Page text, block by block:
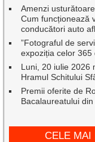
Amenzi
Cum funcționează
conducători auto
”Fotograful de
expoziția celor
Luni, 20 iulie 2026
Hramul Schitului
Premii oferite de
Bacalaureatului
CELE MAI